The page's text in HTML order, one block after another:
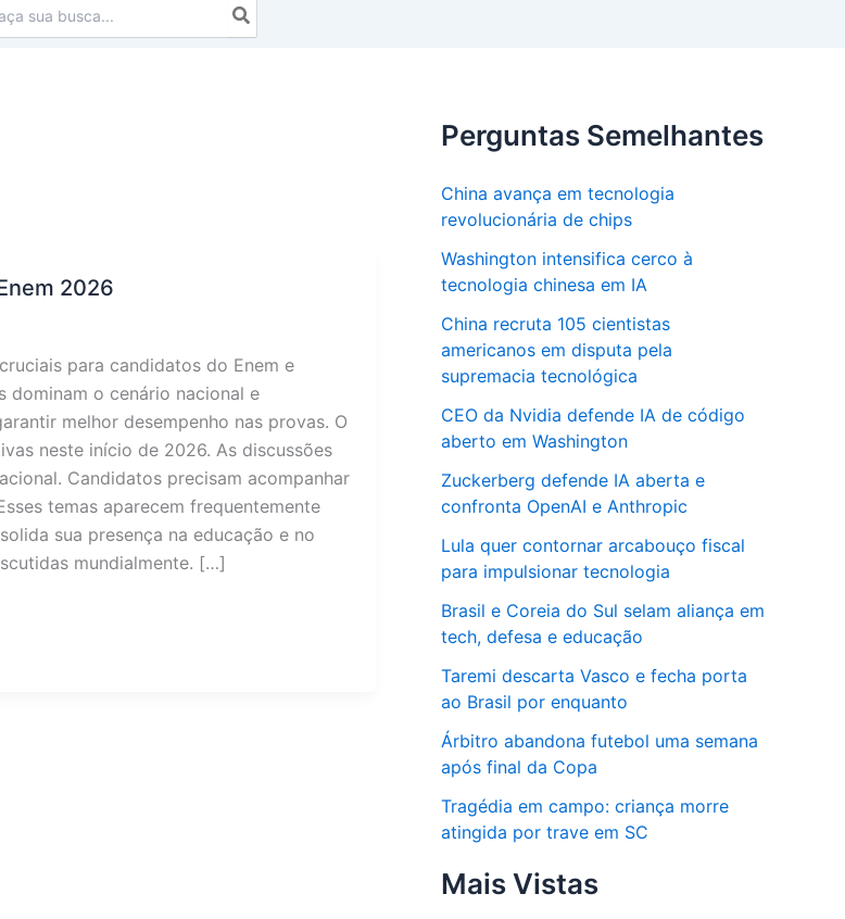
2026
para candidatos do Enem e
dominam o cenário nacional e
melhor desempenho nas provas. O
neste início de 2026. As discussões
Candidatos precisam acompanhar
temas aparecem frequentemente
sua presença na educação e no
mundialmente. […]
Perguntas Semelhantes
China avança em tecnologia
revolucionária de chips
Washington intensifica cerco à
tecnologia chinesa em IA
China recruta 105 cientistas
americanos em disputa pela
supremacia tecnológica
CEO da Nvidia defende IA de código
aberto em Washington
Zuckerberg defende IA aberta e
confronta OpenAI e Anthropic
Lula quer contornar arcabouço fiscal
para impulsionar tecnologia
Brasil e Coreia do Sul selam aliança em
tech, defesa e educação
Taremi descarta Vasco e fecha porta
ao Brasil por enquanto
Árbitro abandona futebol uma semana
após final da Copa
Tragédia em campo: criança morre
atingida por trave em SC
Mais Vistas